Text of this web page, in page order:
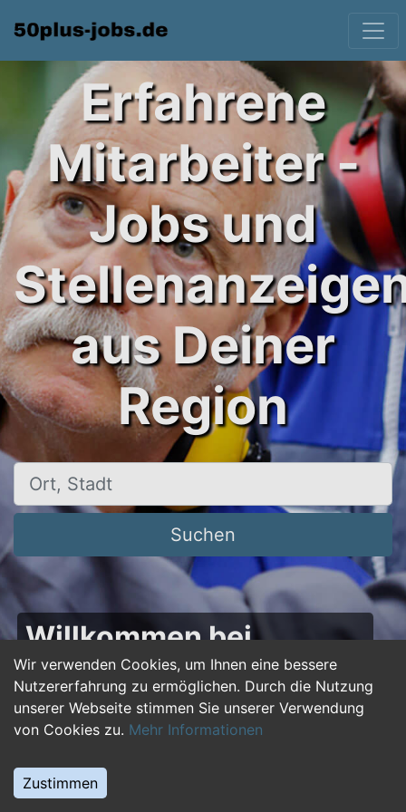
Wir verwenden Cookies, um Ihnen eine bessere
Nutzererfahrung zu ermöglichen. Durch die Nutzung
unserer Webseite stimmen Sie unserer Verwendung
von Cookies zu. Mehr Informationen
Zustimmen
Erfahrene
Mitarbeiter -
Jobs und
aus Deiner
Region
Ort, Stadt
Suchen
Willkommen bei
50plus-jobs.de – Dein
Portal für Jobs ab 50!
Du bist über 50 und suchst nach einer neuen
beruflichen Herausforderung oder einem
Jobwechsel? Auf